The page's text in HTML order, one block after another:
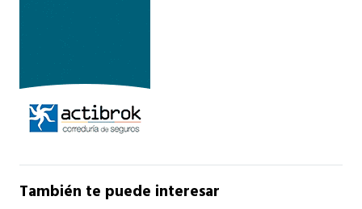
También te puede interesar